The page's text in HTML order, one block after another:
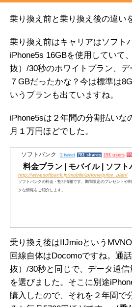
乗り換え前と乗り換え後の違い
乗り換え前はキャリアはソフト
iPhone5s 16GBを使用していて
抜）/30秒のホワイトプラン、
７GBだったかな？今は標準は
いうプランも出ていますね。
iPhone5sは２年間の分割払いな
月１万円ほどでした。
ソフトバンク 1 tweet 781 shares 151 users
料金プラン | モバイル | ソフト
http://www.softbank.jp/mobile/iphone/price_plan/
ソフトバンクの料金・割引情報です。期間限定のプレゼントや
クな情報をご紹介します。
乗り換え後はIIJmioという
回線自体はDocomoですね。通
抜）/30秒と同じで、データ通
を選びました。そこに別途
購入したので、それを２年間で